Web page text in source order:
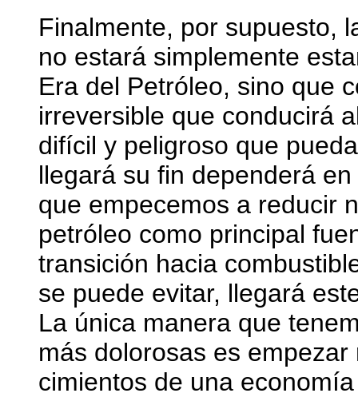
Finalmente, por supuesto,
no estará simplemente
Era del Petróleo, sino que
irreversible que conducirá
difícil y peligroso que
llegará su fin dependerá
que empecemos a reducir
petróleo como principal
transición hacia
se puede evitar, llegará
La única manera que
más dolorosas es
cimientos de una